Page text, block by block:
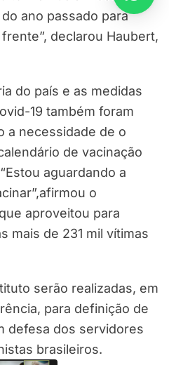
ano passado para
declarou Haubert,
do país e as medidas
19 também foram
a necessidade de o
de vacinação
aguardando a
o
aproveitou para
mais de 231 mil vítimas
serão realizadas, em
para definição de
defesa dos servidores
brasileiros.